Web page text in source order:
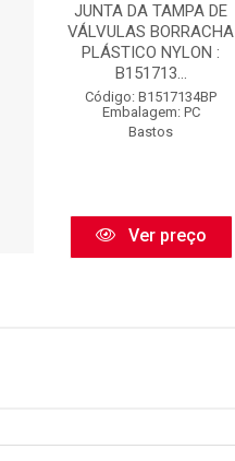
JUNTA DA TAMPA DE
VÁLVULAS BORRACHA
PLÁSTICO NYLON :
B151713...
Código: B1517134BP
Embalagem: PC
Bastos
Ver preço